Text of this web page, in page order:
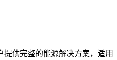
供完整的能源解决方案，适用